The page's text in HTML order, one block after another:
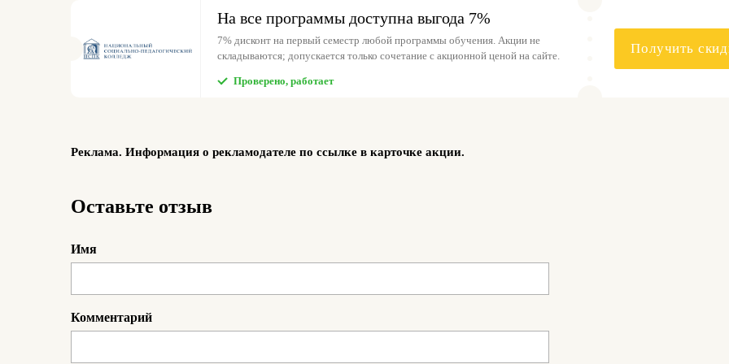
На все программы доступна выгода 7%
7% дисконт на первый семестр любой программы обучения. Акции не
складываются; допускается только сочетание с акционной ценой на сайте.
Проверено, работает
Получить
Реклама. Информация о рекламодателе по ссылке в карточке акции.
Оставьте отзыв
Имя
Комментарий